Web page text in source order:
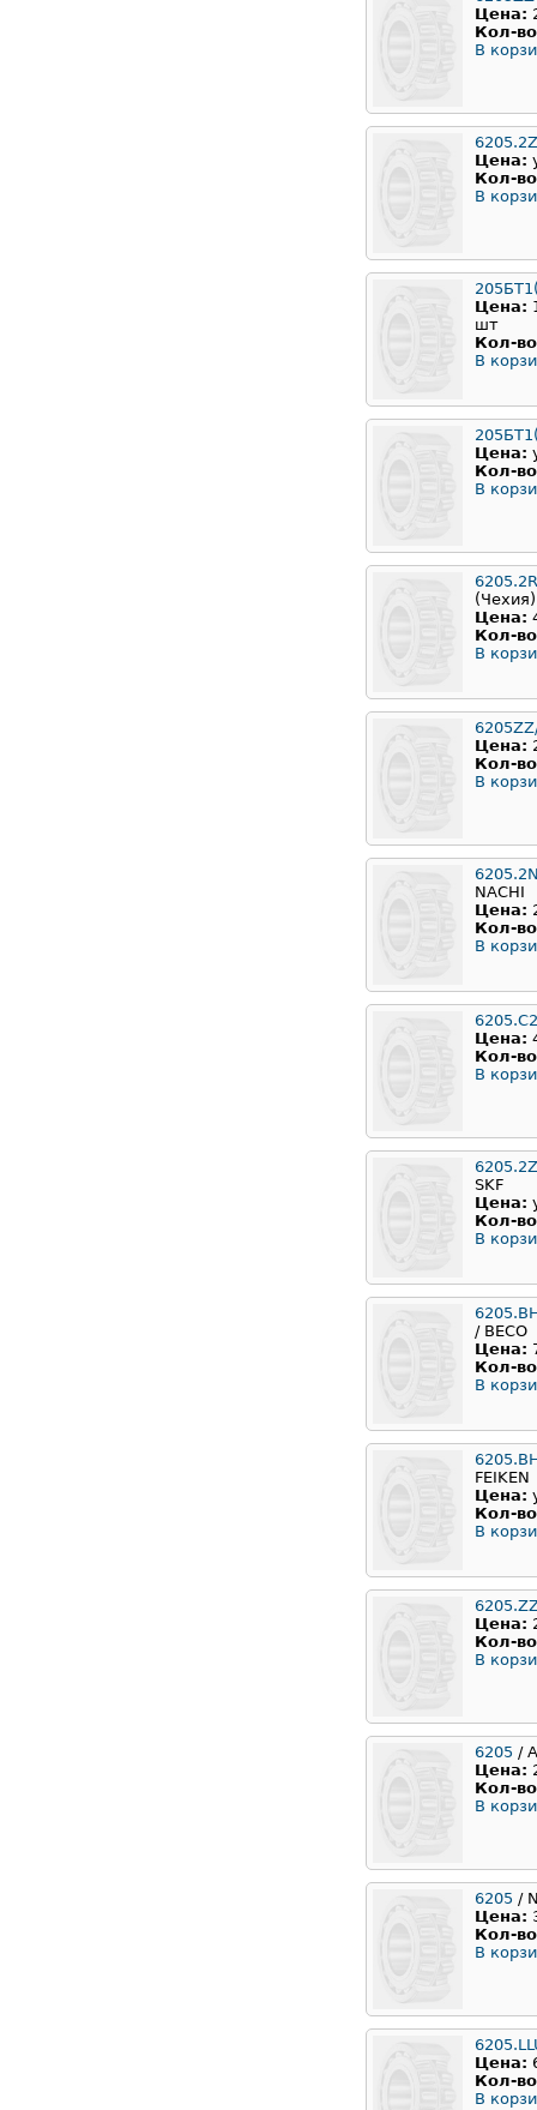
Цена:
Кол-
В
6205.2Z
Цена:
Кол-
В
Цена:
шт
Кол-
В
Цена:
Кол-
В
(Чехия)
Цена:
Кол-
В
Цена:
Кол-
В
NACHI
Цена:
Кол-
В
Цена:
Кол-
В
SKF
Цена:
Кол-
В
/ BECO
Цена:
Кол-
В
FEIKEN
Цена:
Кол-
В
Цена:
Кол-
В
6205 /
Цена:
Кол-
В
6205 /
Цена:
Кол-
В
Цена:
Кол-
В